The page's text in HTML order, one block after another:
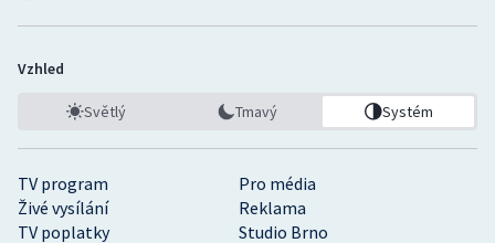
TV program
Pro média
Živé vysílání
Reklama
TV poplatky
Studio Brno
Vzhled
Světlý Tmavý Systém